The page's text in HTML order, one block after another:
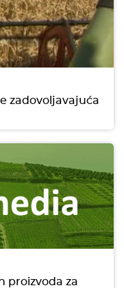
zadovoljavajuća
proizvoda za